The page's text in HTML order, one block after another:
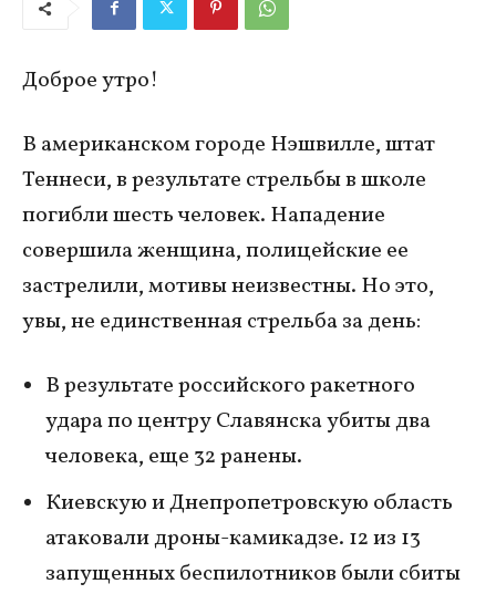
Доброе утро!
В американском городе Нэшвилле, штат
Теннеси, в результате стрельбы в школе
погибли шесть человек. Нападение
совершила женщина, полицейские ее
застрелили, мотивы неизвестны. Но это,
увы, не единственная стрельба за день:
В результате российского ракетного
удара по центру Славянска убиты два
человека, еще 32 ранены.
Киевскую и Днепропетровскую область
атаковали дроны-камикадзе. 12 из 13
запущенных беспилотников были сбиты